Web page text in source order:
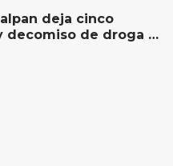
deja cinco
decomiso de droga y